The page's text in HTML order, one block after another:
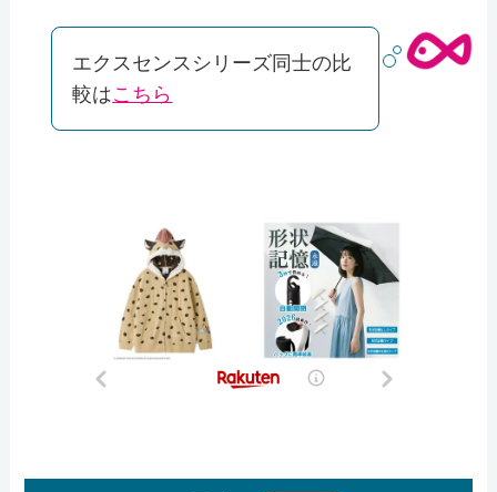
エクスセンスシリーズ同士の比
較はこちら